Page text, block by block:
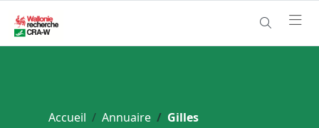
Accueil Annuaire Gilles